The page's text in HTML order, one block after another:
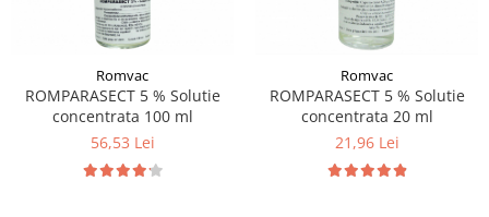
Romvac
ROMPARASECT 5 % Solutie
concentrata 100 ml
56,53 Lei
Romvac
ROMPARASECT 5 % Solutie
concentrata 20 ml
21,96 Lei